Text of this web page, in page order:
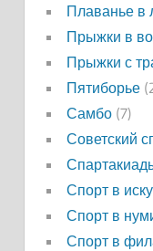
Плаванье в
Прыжки в
Прыжки с
Пятиборье
Самбо(7)
Советский
Спорт в
Спорт в
Спорт в